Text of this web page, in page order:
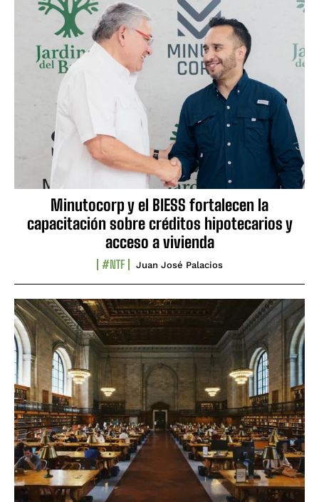
Minutocorp y el BIESS fortalecen la
capacitación sobre créditos hipotecarios y
acceso a vivienda
#NTF Juan José Palacios